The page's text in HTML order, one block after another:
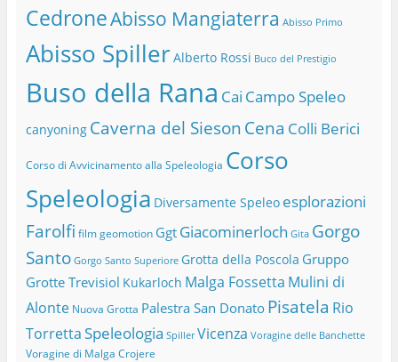
CedroneAbisso Mangiaterra Abisso Primo
Abisso SpillerAlberto Rossi Buco del Prestigio
Buso della Rana Cai Campo Speleo
canyoning Caverna del Sieson Cena Colli Berici
Corso di Avvicinamento alla Speleologia Corso
Speleologia Diversamente Speleo esplorazioni
Farolfi film geomotion Ggt Giacominerloch Gita Gorgo
Santo Gorgo Santo Superiore Grotta della Poscola Gruppo
Grotte Trevisiol Kukarloch Malga Fossetta Mulini di
Alonte Nuova Grotta Palestra San Donato Pisatela Rio
TorrettaSpeleologia Spiller Vicenza Voragine delle Banchette
Voragine di Malga Crojere